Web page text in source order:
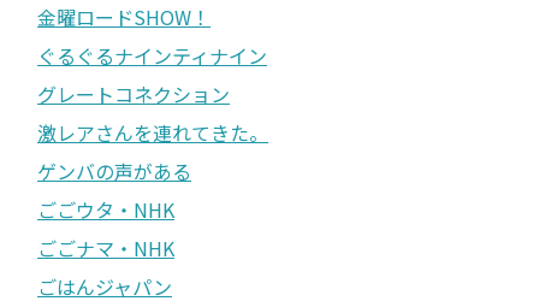
金曜ロードSHOW！
ぐるぐるナインティナイン
グレートコネクション
激レアさんを連れてきた。
ゲンバの声がある
ごごウタ・NHK
ごごナマ・NHK
ごはんジャパン